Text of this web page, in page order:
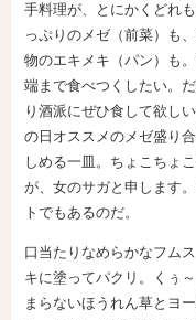
手料理が、とにかくどれ
っぷりのメゼ（前菜）も
物のエキメキ（パン）も
端まで食べつくしたい。
り酒派にぜひ食して欲し
の日オススメのメゼ盛り
しめる一皿。ちょこちょ
が、女のサガと申します
トでもあるのだ。
口当たりなめらかなフム
キに塗ってパクリ。くぅ
まらないほうれん草とヨ